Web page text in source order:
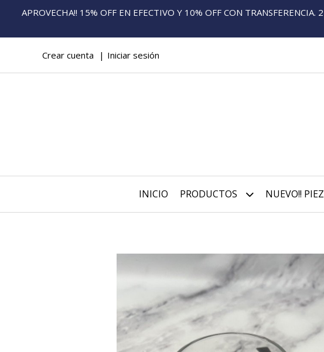
APROVECHA!! 15% OFF EN EFECTIVO Y 10% OFF CON
Crear cuenta Iniciar sesión
INICIO PRODUCTOS NUEVO!!